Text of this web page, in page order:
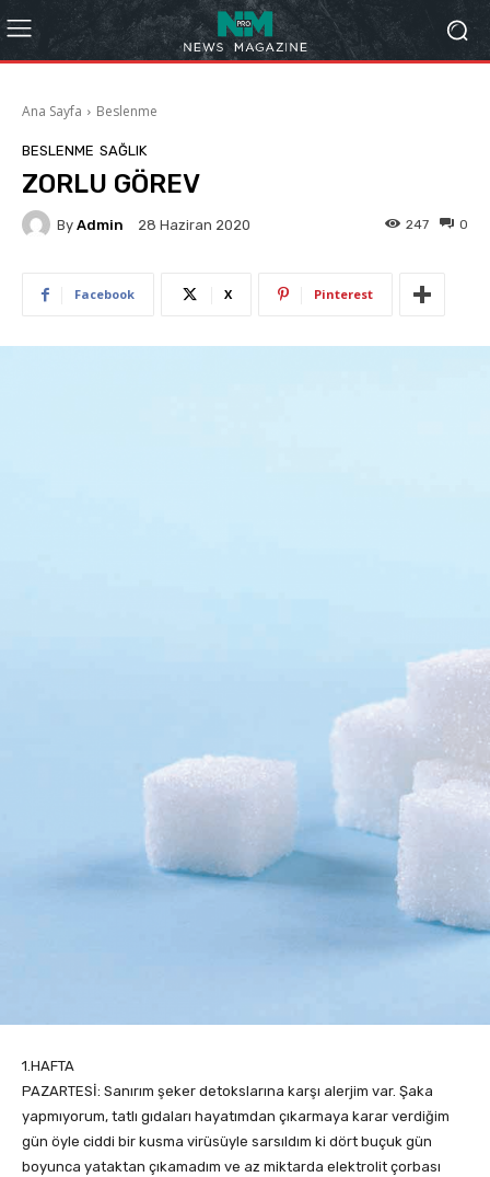
Ana Sayfa Beslenme
BESLENME SAĞLIK
ZORLU GÖREV
By Admin 28 Haziran 2020 0
247
Facebook X Pinterest
1.HAFTA
PAZARTESİ: Sanırım şeker detokslarına karşı alerjim var. Şaka
yapmıyorum, tatlı gıdaları hayatımdan çıkarmaya karar verdiğim
gün öyle ciddi bir kusma virüsüyle sarsıldım ki dört buçuk gün
boyunca yataktan çıkamadım ve az miktarda elektrolit çorbası